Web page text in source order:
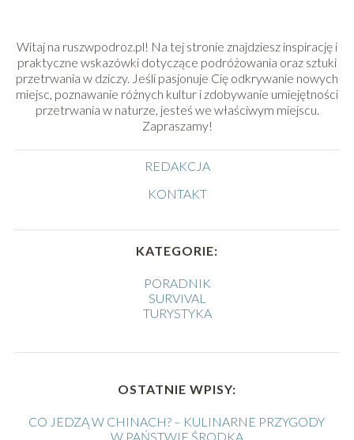
Witaj na ruszwpodroz.pl! Na tej stronie znajdziesz inspirację i
praktyczne wskazówki dotyczące podróżowania oraz sztuki
przetrwania w dziczy. Jeśli pasjonuje Cię odkrywanie nowych
miejsc, poznawanie różnych kultur i zdobywanie umiejętności
przetrwania w naturze, jesteś we właściwym miejscu.
Zapraszamy!
REDAKCJA
KONTAKT
KATEGORIE:
PORADNIK
SURVIVAL
TURYSTYKA
OSTATNIE WPISY:
CO JEDZĄ W CHINACH? – KULINARNE PRZYGODY
W PAŃSTWIE ŚRODKA